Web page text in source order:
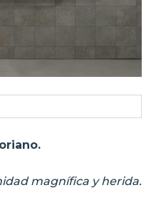
magnífica y herida.